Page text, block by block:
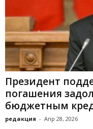
Президент
погашения
бюджетным
редакция - Апр 28, 2026